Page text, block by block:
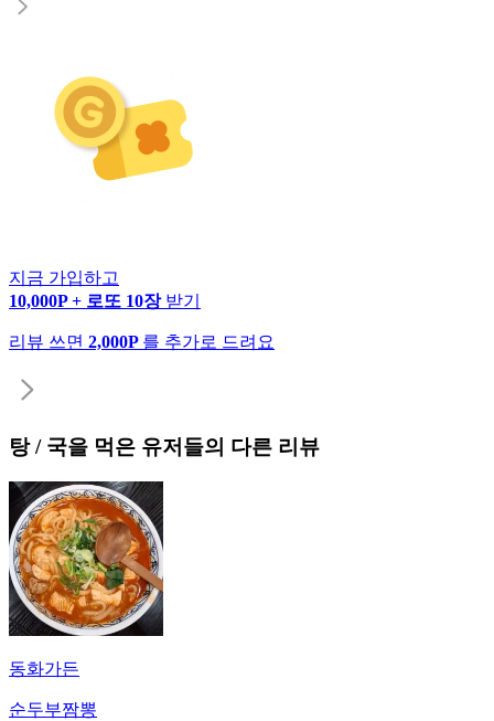
지금 가입하고
10,000P + 로또 10장 받기
리뷰 쓰면 2,000P 를 추가로 드려요
탕 / 국을 먹은 유저들의 다른 리뷰
동화가든
순두부짬뽕